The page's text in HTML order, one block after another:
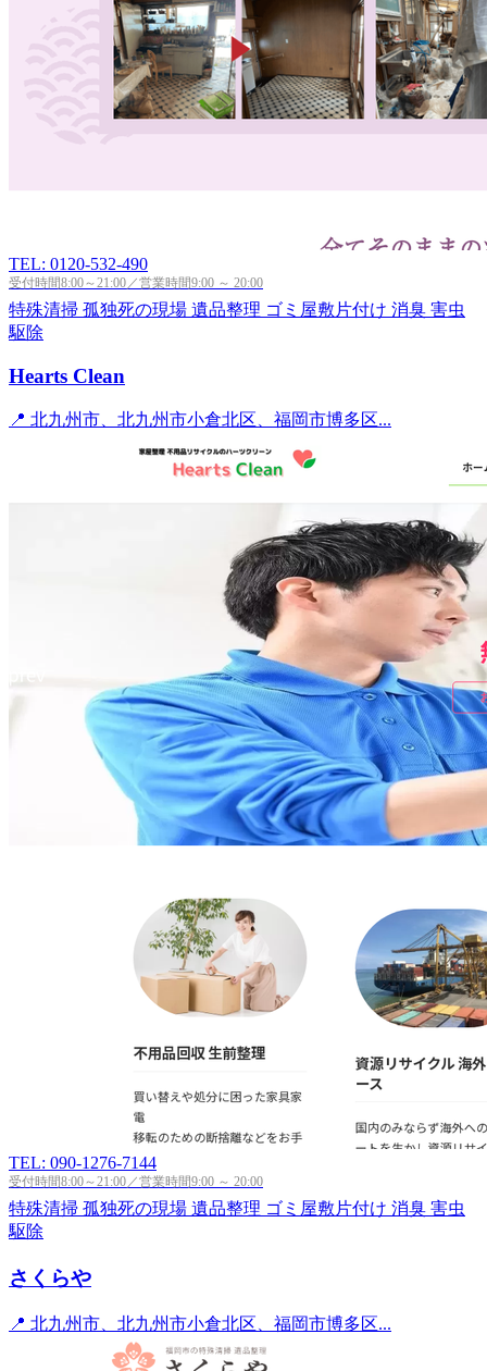
TEL: 0120-532-490
受付時間8:00～21:00／営業時間9:00 ～ 20:00
特殊清掃 孤独死の現場 遺品整理 ゴミ屋敷片付け 消臭 害虫
駆除
Hearts Clean
📍 北九州市、北九州市小倉北区、福岡市博多区...
TEL: 090-1276-7144
受付時間8:00～21:00／営業時間9:00 ～ 20:00
特殊清掃 孤独死の現場 遺品整理 ゴミ屋敷片付け 消臭 害虫
駆除
さくらや
📍 北九州市、北九州市小倉北区、福岡市博多区...